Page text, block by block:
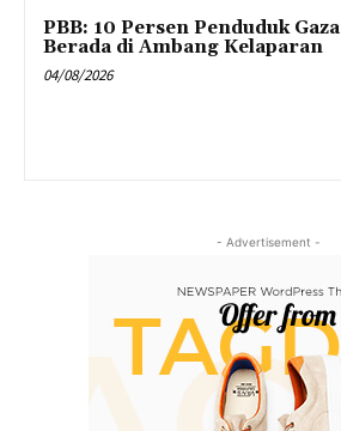
PBB: 10 Persen Penduduk Gaza
Berada di Ambang Kelaparan
04/08/2026
- Advertisement -